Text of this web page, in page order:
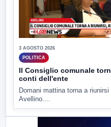
3 AGOSTO 2026
POLITICA
Il Consiglio comunale
conti dell'ente
Domani mattina torna a
Avellino....